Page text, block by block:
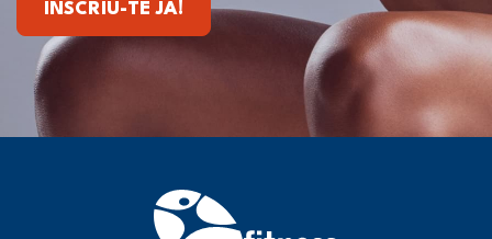
INSCRIU-TE JA!